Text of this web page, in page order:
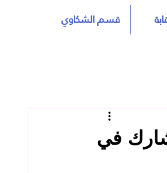
قسم الشكاوي
في